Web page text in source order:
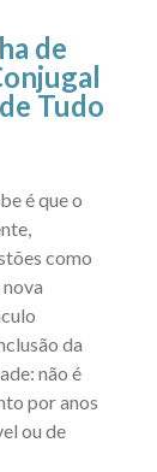
de
Tudo
é que o
como
nova
da
não é
por anos
ou de